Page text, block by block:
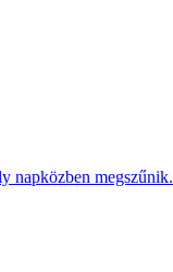
napközben megszűnik.